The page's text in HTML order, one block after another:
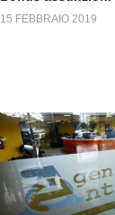
15 FEBBRAIO 2019